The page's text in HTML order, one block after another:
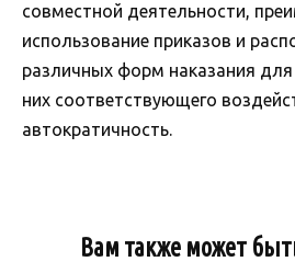
совместной деятельности,
использование приказов и
различных форм наказания
них соответствующего
автократичность.
Вам также может